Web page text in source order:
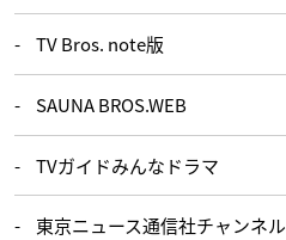
TV Bros. note版
SAUNA BROS.WEB
TVガイドみんなドラマ
東京ニュース通信社チャンネル